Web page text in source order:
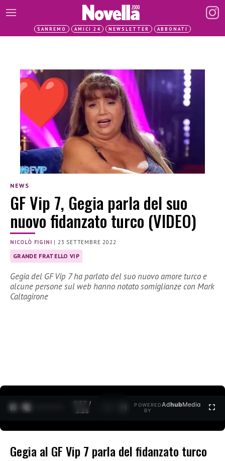
SANREMO AMICI 24 NEWSLETTER ABBONATI
NEWS
GF Vip 7, Gegia parla del suo
nuovo fidanzato turco (VIDEO)
NICOLÒ FIGINI | 23 SETTEMBRE 2022
GRANDE FRATELLO VIP
Gegia del GF Vip 7 ha parlato del suo nuovo amore turco e
alcune persone sul web hanno notato somiglianze con Mark
Caltagirone
0:27 /
3:35
POWERED
BY
AdhubMedia
Gegia al GF Vip 7 parla del fidanzato turco